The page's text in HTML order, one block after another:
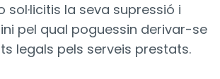
sol·licitis la seva supressió i
pel qual poguessin derivar-se
legals pels serveis prestats.